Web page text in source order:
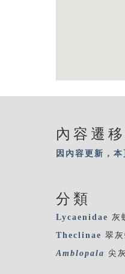
內容遷
因內容更新，
分類
Lycaenidae 灰
Theclinae 翠
Amblopala 尖